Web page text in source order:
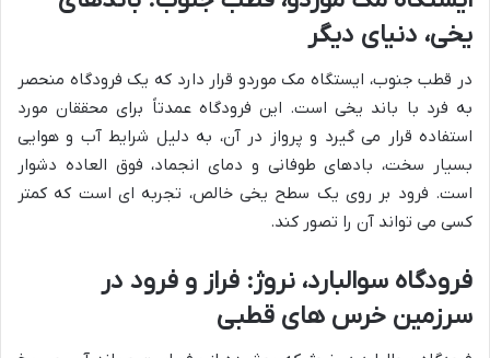
یخی، دنیای دیگر
در قطب جنوب، ایستگاه مک موردو قرار دارد که یک فرودگاه منحصر
به فرد با باند یخی است. این فرودگاه عمدتاً برای محققان مورد
استفاده قرار می گیرد و پرواز در آن، به دلیل شرایط آب و هوایی
بسیار سخت، بادهای طوفانی و دمای انجماد، فوق العاده دشوار
است. فرود بر روی یک سطح یخی خالص، تجربه ای است که کمتر
کسی می تواند آن را تصور کند.
فرودگاه سوالبارد، نروژ: فراز و فرود در
سرزمین خرس های قطبی